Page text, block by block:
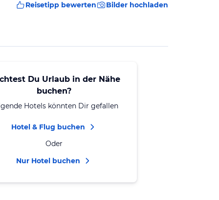
Reisetipp bewerten Bilder hochladen
Du Urlaub in der Nähe
buchen?
Hotels könnten Dir gefallen
Hotel & Flug buchen
Oder
Nur Hotel buchen